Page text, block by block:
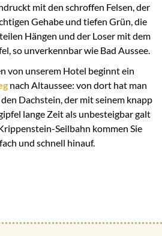
mit den schroffen Felsen, der
Gehabe und tiefen Grün, die
Hängen und der Loser mit dem
so unverkennbar wie Bad Aussee.
von unserem Hotel beginnt ein
nach Altaussee: von dort hat man
Dachstein, der mit seinem knapp
lange Zeit als unbesteigbar galt
Seilbahn kommen Sie
und schnell hinauf.